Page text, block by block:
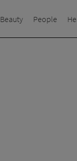
Beauty People